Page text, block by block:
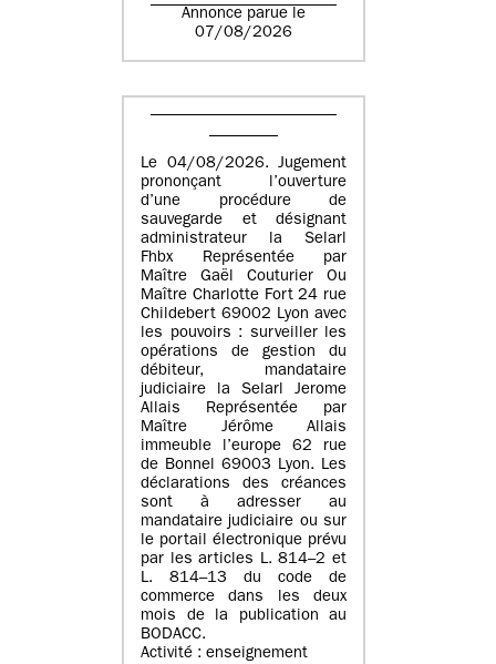
Annonce parue le
07/08/2026
Le 04/08/2026. Jugement
prononçant l’ouverture
d’une procédure de
sauvegarde et désignant
administrateur la Selarl
Fhbx Représentée par
Maître Gaël Couturier Ou
Maître Charlotte Fort 24 rue
Childebert 69002 Lyon avec
les pouvoirs : surveiller les
opérations de gestion du
débiteur, mandataire
judiciaire la Selarl Jerome
Allais Représentée par
Maître Jérôme Allais
immeuble l’europe 62 rue
de Bonnel 69003 Lyon. Les
déclarations des créances
sont à adresser au
mandataire judiciaire ou sur
le portail électronique prévu
par les articles L. 814–2 et
L. 814–13 du code de
commerce dans les deux
mois de la publication au
BODACC.
Activité : enseignement